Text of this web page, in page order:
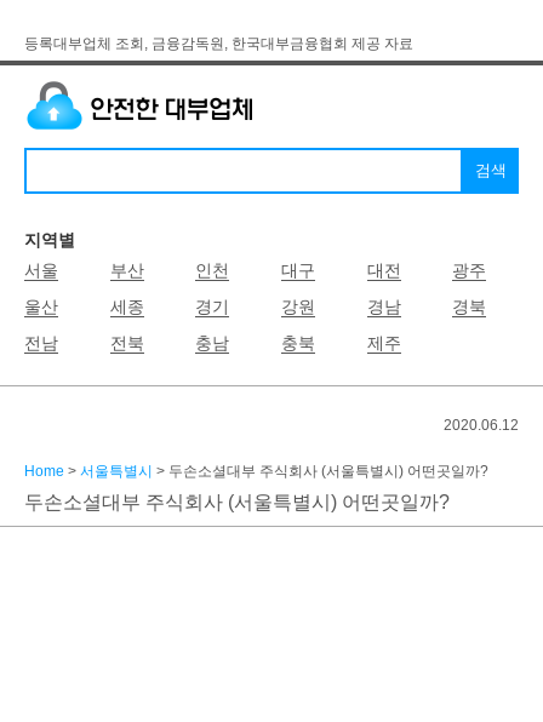
등록대부업체 조회, 금융감독원, 한국대부금융협회 제공 자료
지역별
서울
부산 인천 대구 대전
광주
울산
세종 경기 강원 경남
경북
전남
전북 충남 충북 제주
2020.06.12
Home > 서울특별시 > 두손소셜대부 주식회사 (서울특별시) 어떤곳일까?
두손소셜대부 주식회사 (서울특별시) 어떤곳일까?